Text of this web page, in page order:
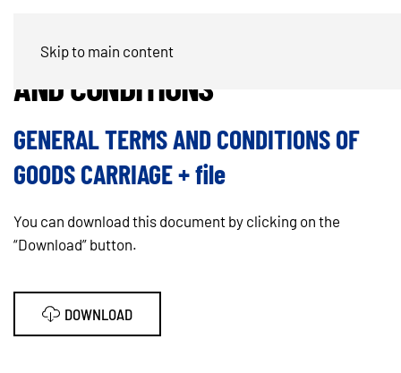
Skip to main content
ORDER CONFIRMATION / TERMS
AND CONDITIONS
GENERAL TERMS AND CONDITIONS OF
GOODS CARRIAGE + file
You can download this document by clicking on the
“Download” button.
DOWNLOAD